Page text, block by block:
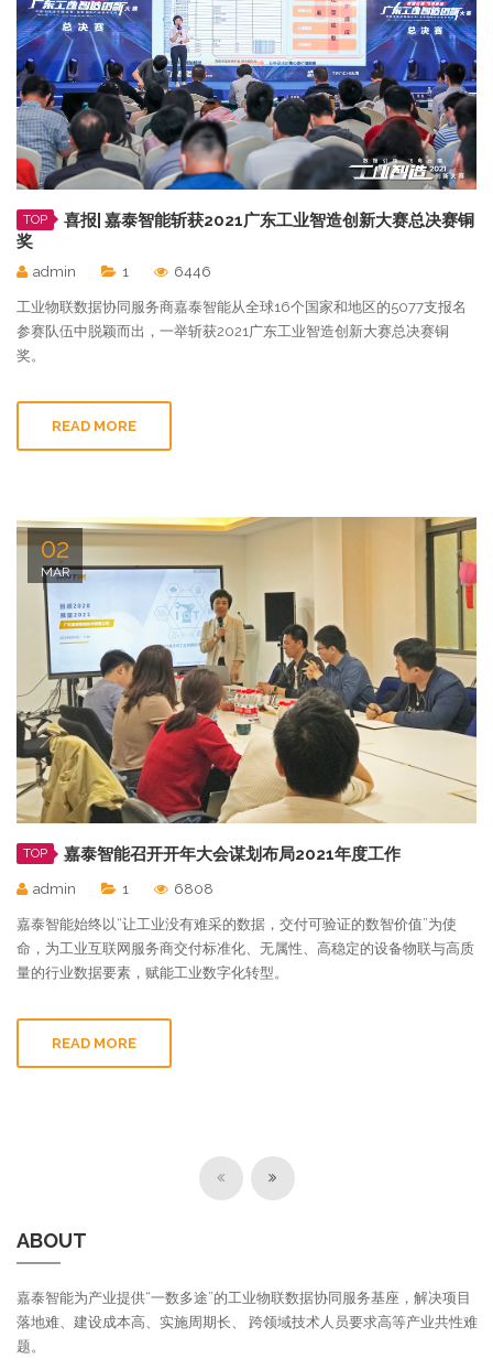
TOP
喜报| 嘉泰智能斩获2021广东工业智造创新大赛总决赛铜
奖
admin 1 6446
工业物联数据协同服务商嘉泰智能从全球16个国家和地区的5077支报名
参赛队伍中脱颖而出，一举斩获2021广东工业智造创新大赛总决赛铜
奖。
READ MORE
02
MAR
TOP 嘉泰智能召开开年大会谋划布局2021年度工作
admin 1 6808
嘉泰智能始终以“让工业没有难采的数据，交付可验证的数智价值”为使
命，为工业互联网服务商交付标准化、无属性、高稳定的设备物联与高质
量的行业数据要素，赋能工业数字化转型。
READ MORE
ABOUT
嘉泰智能为产业提供“一数多途”的工业物联数据协同服务基座，解决项目
落地难、建设成本高、实施周期长、 跨领域技术人员要求高等产业共性难
题。